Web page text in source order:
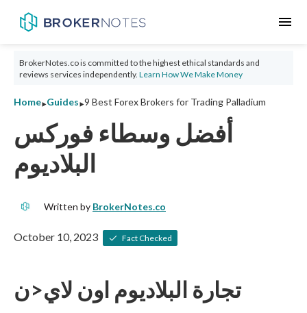
menu
BrokerNotes.co is committed to the highest ethical standards and
reviews services independently. Learn How We Make Money
Home‣Guides‣9 Best Forex Brokers for Trading Palladium
أفضل وسطاء فوركس
البلاديوم
Written by BrokerNotes.co
October 10, 2023 Fact Checked
تجارة البلاديوم اون لاي<ن